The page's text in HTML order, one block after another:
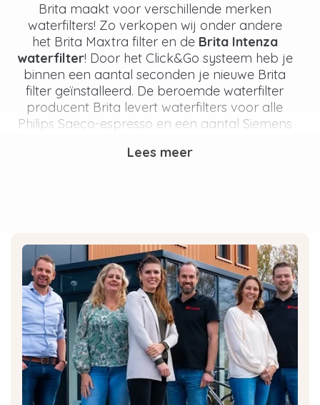
Brita maakt voor verschillende merken
waterfilters! Zo verkopen wij onder andere
het Brita Maxtra filter en de Brita Intenza
waterfilter! Door het Click&Go systeem heb je
binnen een aantal seconden je nieuwe Brita
filter geïnstalleerd. De beroemde waterfilter
producent Brita levert waterfilters voor alle
Philips Saeco-espresso en een aantal Siemens
Brita biedt heerlijk, vers gefilterd water.
Waterfilters van Brita filteren onzuiverheden uit
het water zoals PFAS, chloor, pesticiden en meer.
Bovendien zijn Brita filters ontworpen met het
milieu in gedachten: de filterpatronen zijn
recyclebaar. Bij Eccellente helpen we je graag
bij het vinden van de juiste waterfilter voor jouw
apparaat, zodat je niet alleen bespaart op
kosten, maar ook een positieve bijdrage levert
aan het milieu.
Lees meer